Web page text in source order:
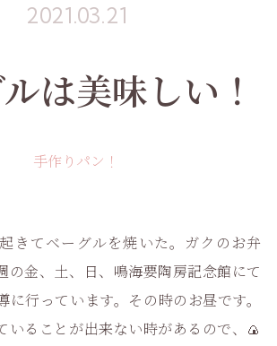
2021.03.21
は美味しい！
手作りパン！
きてベーグルを焼いた。ガクのお弁
の金、土、日、鳴海要陶房記念館にて
に行っています。その時のお昼です。
いることが出来ない時があるので、🍙